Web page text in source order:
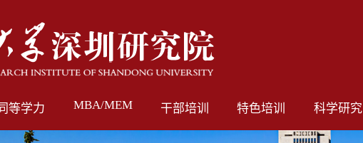
等学力 MBA/MEM 干部培训 特色培训 科学研究